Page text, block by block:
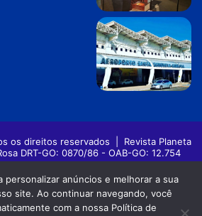
os direitos reservados | Revista Planeta
DRT-GO: 0870/86 - OAB-GO: 12.754
TwitterPinterestYouTubeInstagram
personalizar anúncios e melhorar a sua
site. Ao continuar navegando, você
com a nossa Política de